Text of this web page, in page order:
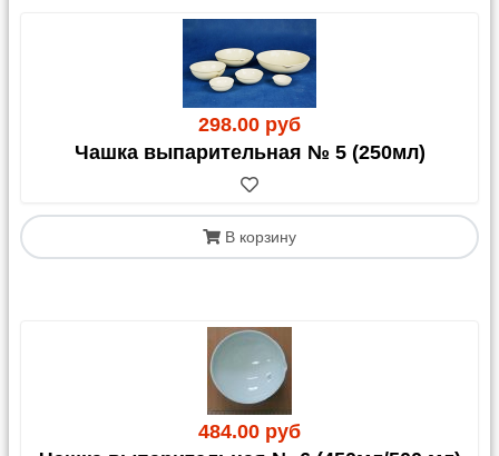
298.00 руб
Чашка выпарительная № 5 (250мл)
В корзину
484.00 руб